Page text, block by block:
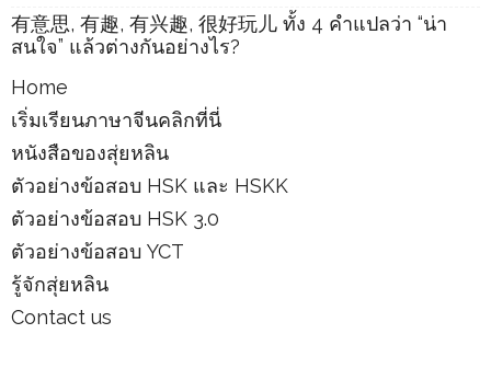
有意思, 有趣, 有兴趣, 很好玩儿 ทั้ง 4 คำแปลว่า “น่า
สนใจ” แล้วต่างกันอย่างไร?
Home
เริ่มเรียนภาษาจีนคลิกที่นี่
หนังสือของสุ่ยหลิน
ตัวอย่างข้อสอบ HSK และ HSKK
ตัวอย่างข้อสอบ HSK 3.0
ตัวอย่างข้อสอบ YCT
รู้จักสุ่ยหลิน
Contact us